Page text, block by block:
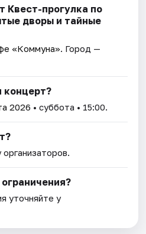
Квест-прогулка по
дворы и тайные
«Коммуна». Город —
концерт?
2026 • суббота • 15:00.
уточняйте у